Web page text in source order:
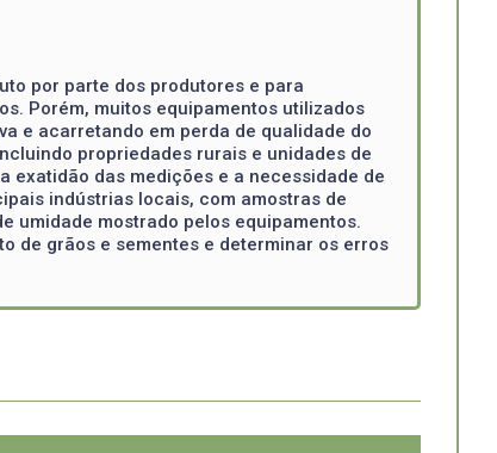
por parte dos produtores e para
Porém, muitos equipamentos utilizados
e acarretando em perda de qualidade do
propriedades rurais e unidades de
exatidão das medições e a necessidade de
indústrias locais, com amostras de
umidade mostrado pelos equipamentos.
de grãos e sementes e determinar os erros